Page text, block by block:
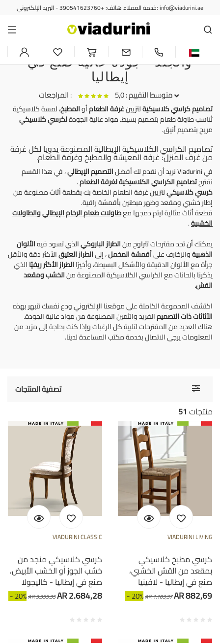
خدمة العملاء هاتف: +390541623760 - البريد الإلكتروني: info@viadurini.ae
الكراسي
تصاميم كراسي كلاسيكية مصنوعة
من الخشب والمعادن والبلاستيك
والجلد - جودة عالية صنع في
إيطاليا
المراجعات :
Ich liebe diese klassischen Polsterstühle. Ich habe sie für mein
Esszimmer gekauft und sie sind nicht nur bequem, sondern auch
wunderschön.
Zufrieden mit dem Produkt und dem Kundenservice.
تصاميم كراسي كلاسيكيةلتزيينغرفة الطعامأوالمطبخ،لمسة كلاسيكية
تُناسب طاولة طعام بتصميم بسيط. مواد عالية الجودةلكرسي كلاسيكي
مريح بتصميم أنيق.
تصاميم الكراسي الكلاسيكية الإيطالية المصنوعة يدويا لكل غرفة
من غرف المنزل: غرفة المعيشة والمطبخ وغرفة الطعام.
في Viadurini نريد أن نقدم لك أفضل التصميم الإيطالي، في هذا القسم
نقترحتصاميم الكراسي الكلاسيكيةلغرفة الطعام.
كرسي كلاسيكيلتزيين غرفة الطعام الخاصة بك بقطعة أثاث مصنوعة من
إطار خشبي ومقعد وظهر مبطنين بأقمشة راقية.
قطعة أثاث مثالية ليتم دمجها معطاولات طعام الرخام الإيطاليوالطاولات
الخشبية.
يمكنك أن تجد مقترحات تتراوح منالطراز الباروكيالذي تسود فيهالألوان
الذهبيةوالزخارف علىأقمشة المخمل، إلىالطراز العتيقالأكثر دقة والأقل
جرأة مع الألوان الدقيقة والأشكال البسيطة، وأخيرًاالطراز الأكثر ريفيًاالذي
يذكرنا بالحانات مع الكراسي الكلاسيكية المصنوعة منالخشبومقعد
القش.
اكتشف المجموعة الكاملة على موقعنا الإلكتروني ودع نفسك تنبهر بهذه
الأثاثات ذات التصميمالفريد والثمين المصنوعة من مواد عالية الجودة.
هناك العديد من المقترحات لتلبية كل الرغبات وإذا كنت بحاجة إلى مزيد من
المعلومات يرجى الاتصال بخدمة مكتب المساعدة لدينا.
Toggle تصفية المنتجات
51 منتجات
VIADURINI CLASSIC
كرسي كلاسيكي منجد من
خشب الجوز أو الخشب الأبيض،
صنع في إيطاليا - كاليجولا
- 20%AR 3.355,35AR 2.684,28
VIADURINI LIVING
كرسي مطبخ كلاسيكي
بمقعد من القش الخشبي،
صنع في إيطاليا - لافينيا
- 20%AR 1.103,37AR 882,69